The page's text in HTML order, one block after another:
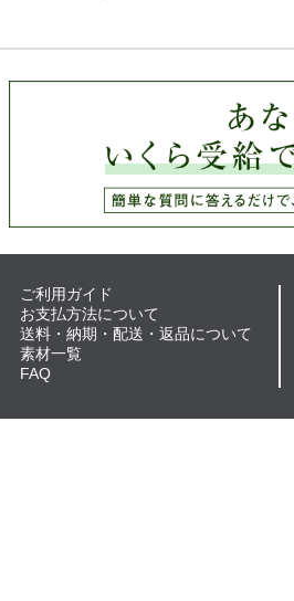
ご利用ガイド
お支払方法について
送料・納期・配送・返品について
素材一覧
FAQ